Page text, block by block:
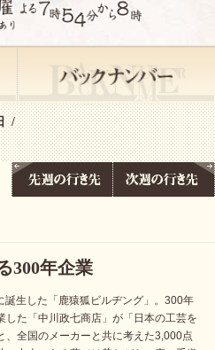
/
300年企業
生した「鹿猿狐ビルヂング」。300年
した「中川政七商店」が「日本の工芸を
、全国のメーカーと共に考えた3,000点